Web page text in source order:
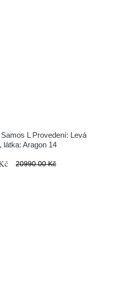
L Provedení: Levá
látka: Aragon 14
20990.00 Kč